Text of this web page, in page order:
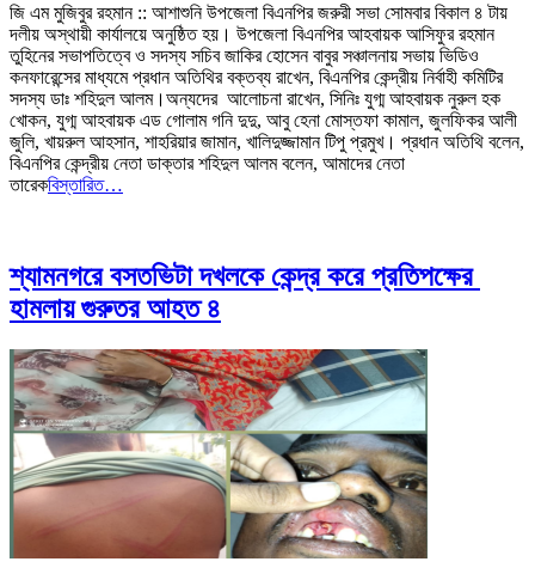
জি এম মুজিবুর রহমান :: আশাশুনি উপজেলা বিএনপির জরুরী সভা সোমবার বিকাল ৪ টায়
দলীয় অস্থায়ী কার্যালয়ে অনুষ্ঠিত হয়। উপজেলা বিএনপির আহবায়ক আসিফুর রহমান
তুহিনের সভাপতিত্বে ও সদস্য সচিব জাকির হোসেন বাবুর সঞ্চালনায় সভায় ভিডিও
কনফারেন্সের মাধ্যমে প্রধান অতিথির বক্তব্য রাখেন, বিএনপির কেন্দ্রীয় নির্বাহী কমিটির
সদস্য ডাঃ শহিদুল আলম।অন্যদের আলোচনা রাখেন, সিনিঃ যুগ্ম আহবায়ক নুরুল হক
খোকন, যুগ্ম আহবায়ক এড গোলাম গনি দুদু, আবু হেনা মোস্তফা কামাল, জুলফিকর আলী
জুলি, খায়রুল আহসান, শাহরিয়ার জামান, খালিদুজ্জামান টিপু প্রমুখ। প্রধান অতিথি বলেন,
বিএনপির কেন্দ্রীয় নেতা ডাক্তার শহিদুল আলম বলেন, আমাদের নেতা
তারেকবিস্তারিত…
শ্যামনগরে বসতভিটা দখলকে কেন্দ্র করে প্রতিপক্ষের
হামলায় গুরুতর আহত ৪